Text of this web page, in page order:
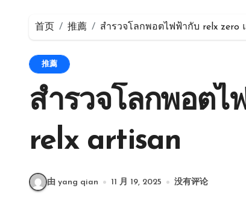
首页 推薦 สำรวจโลกพอตไฟฟ้ากับ relx zero
推薦
สำรวจโลกพอตไ
relx artisan
由 yang qian 11 月 19, 2025 没有评论